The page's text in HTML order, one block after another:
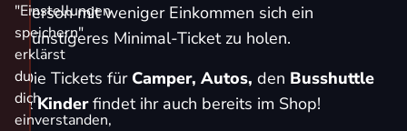
Person mit weniger Einkommen sich ein
günstigeres Minimal-Ticket zu holen.
Die Tickets für Camper, Autos, den Busshuttle
&Kinder findet ihr auch bereits im Shop!
"Einstellungen
speichern"
erklärst
du
dich
einverstanden,